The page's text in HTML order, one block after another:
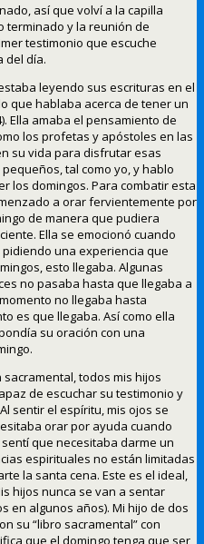
así que volví a la capilla
terminado y la reunión de
testimonio que escuche
del día.
leyendo sus escrituras en el
que hablaba acerca de tener un
Ella amaba el pensamiento de
los profetas y apóstoles en las
su vida para disfrutar esas
tal como yo, y hablo
los domingos. Para combatir esta
a orar fervientemente por
de manera que pudiera
Ella se emocionó cuando
una experiencia que
esto llegaba. Algunas
no pasaba hasta que llegaba a
no llegaba hasta
es que llegaba. Así como ella
su oración con una
todos mis hijos
de escuchar su testimonio y
sentir el espíritu, mis ojos se
orar por ayuda cuando
que necesitaba darme un
espirituales no están limitadas
la santa cena. Este es el ideal,
hijos nunca se van a sentar
en algunos años). Mi hijo de dos
su “libro sacramental” con
que el domingo tenga que ser